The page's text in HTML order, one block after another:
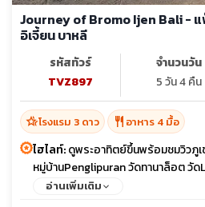
Journey of Bromo Ijen Bali - แ
อิเจี้ยน บาหลี
รหัสทัวร์
TVZ897
จำนวนวัน
5 วัน 4 คืน
hotel_classโรงแรม 3 ดาว restaurant อาหาร 4 มื้อ
ไฮไลท์:ดูพระอาทิตย์ขึ้นพร้อมชมวิวภูเ
หมู่บ้านPenglipuran วัดทานาล็อต วัด
อ่านเพิ่มเติม